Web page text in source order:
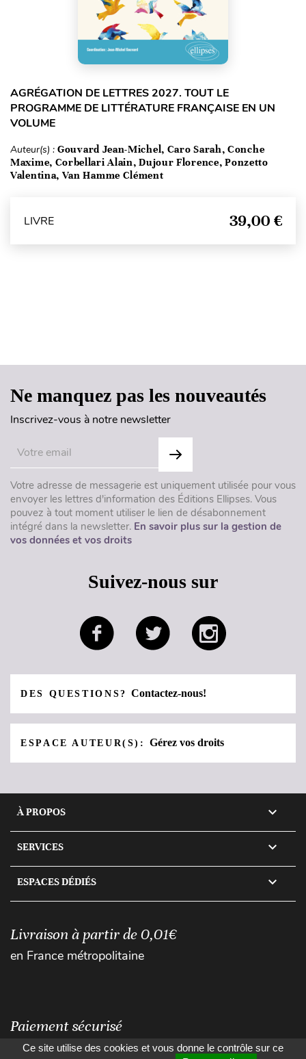
AGRÉGATION DE LETTRES 2027. TOUT LE
PROGRAMME DE LITTÉRATURE FRANÇAISE EN UN
VOLUME
Auteur(s) : Gouvard Jean-Michel, Caro Sarah, Conche
Maxime, Corbellari Alain, Dujour Florence, Ponzetto
Valentina, Van Hamme Clément
LIVRE 39,00 €
Ne manquez pas les nouveautés
Inscrivez-vous à notre newsletter
Votre adresse de messagerie est uniquement utilisée pour vous
envoyer les lettres d'information des Éditions Ellipses. Vous
pouvez à tout moment utiliser le lien de désabonnement
intégré dans la newsletter. En savoir plus sur la gestion de
vos données et vos droits
Suivez-nous sur
DES QUESTIONS?Contactez-nous!
ESPACE AUTEUR(S):Gérez vos droits
À PROPOS 
SERVICES 
ESPACES DÉDIÉS 
Livraison à partir de 0,01€
en France métropolitaine
Paiement sécurisé
Ce site utilise des cookies et vous donne le contrôle sur ce